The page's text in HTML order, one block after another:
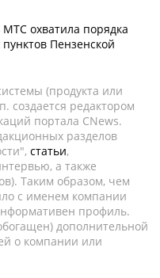
МТС охватила порядка
Пензенской
(продукта или
создается редактором
портала CNews.
разделов
статьи,
а также
Таким образом, чем
с именем компании
профиль.
дополнительной
о компании или